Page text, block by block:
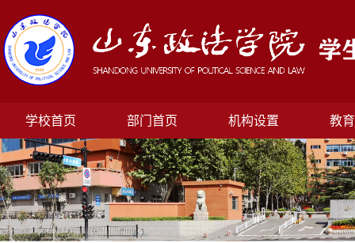
学校首页 部门首页 机构设置 教